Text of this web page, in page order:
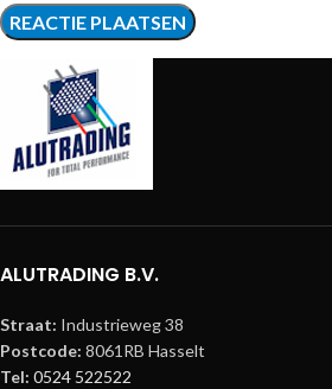
ALUTRADING B.V.
Straat: Industrieweg 38
Postcode: 8061RB Hasselt
Tel: 0524 522522